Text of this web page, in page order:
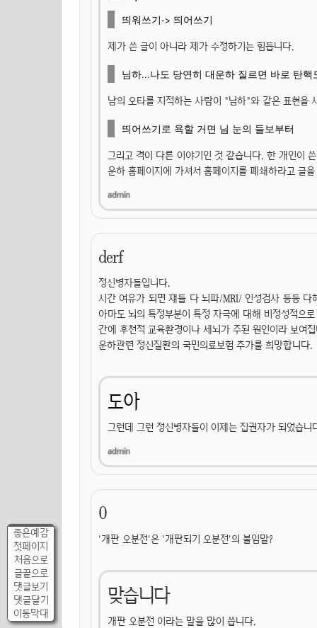
좋은예감
첫페이지
처음으로
글끝으로
댓글보기
댓글달기
이동막대
띄워쓰기-> 띄어쓰기
제가 쓴 글이 아니라 제가 수정하기는 힘듭니다.
님하...나도 당연히 대운하 질르면 바로 탄
남의 오타를 지적하는 사람이 "님하"와 같은 표현을
띄어쓰기로 욕할 거면 님 눈의 들보부터
그리고 격이 다른 이야기인 것 같습니다. 한 개인이
운하 홈페이지에 가셔서 홈페이지를 폐쇄하라고 글
derf
정신병자들입니다.
시간 여유가 되면 쟤들 다 뇌파/MRI/ 인성검사 등등
아마도 뇌의 특정부분이 특정 자극에 대해 비정성적으
간에 후천적 교육환경이나 세뇌가 주된 원인이라 보여
운하관련 정신질환의 국민의료보험 추가를 희망합니다.
도아
그런데 그런 정신병자들이 이제는 집권자가 되었습
0
'개판 오분전'은 '개판되기 오분전'의 불임말?
맞습니다
개판 오분전 이라는 말을 많이 씁니다.